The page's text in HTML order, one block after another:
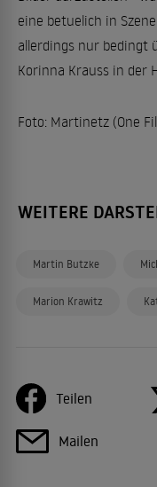
eine betuelich in
allerdings nur bedingt
Korinna Krauss in der
Foto: Martinetz (One
WEITERE
Martin Butzke
Marion Krawitz
Teilen
Mailen